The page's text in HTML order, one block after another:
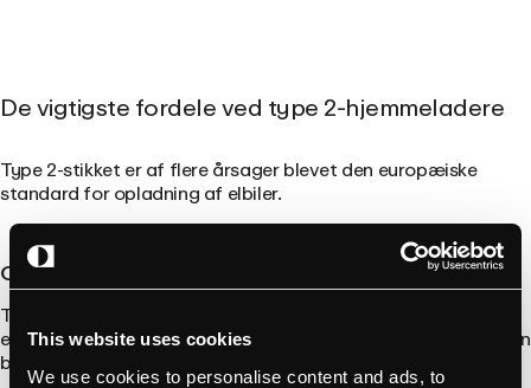
This website uses cookies
We use cookies to personalise content and ads, to
De vigtigste fordele ved type 2-hjemmeladere
Type 2-stikket er af flere årsager blevet den europæiske
standard for opladning af elbiler.
Overensstemmelse med europæiske standarder
Type 2-opladere fungerer med næsten alle elbiler på det
europæiske marked og sikrer en problemfri og stabil drift uden
behov for adaptere.